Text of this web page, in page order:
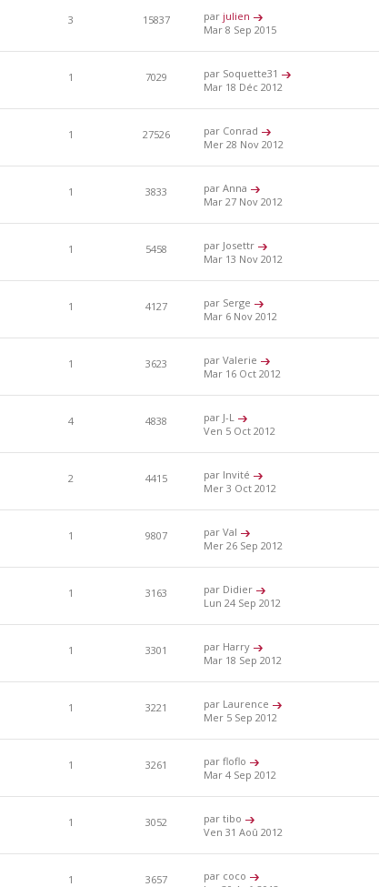
3 15837 par julien
Mar 8 Sep 2015
1 7029
par Soquette31
Mar 18 Déc 2012
1 27526
par Conrad
Mer 28 Nov 2012
1 3833
par Anna
Mar 27 Nov 2012
1 5458
par Josettr
Mar 13 Nov 2012
1 4127
par Serge
Mar 6 Nov 2012
1 3623
par Valerie
Mar 16 Oct 2012
4 4838
par J-L
Ven 5 Oct 2012
2 4415
par Invité
Mer 3 Oct 2012
1 9807
par Val
Mer 26 Sep 2012
1 3163
par Didier
Lun 24 Sep 2012
1 3301
par Harry
Mar 18 Sep 2012
1 3221
par Laurence
Mer 5 Sep 2012
1 3261
par floflo
Mar 4 Sep 2012
1 3052
par tibo
Ven 31 Aoû 2012
1 3657
par coco